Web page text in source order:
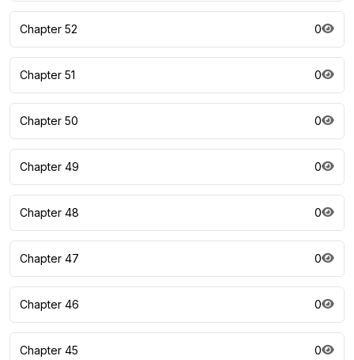
Chapter 52 0
Chapter 51 0
Chapter 50 0
Chapter 49 0
Chapter 48 0
Chapter 47 0
Chapter 46 0
Chapter 45 0